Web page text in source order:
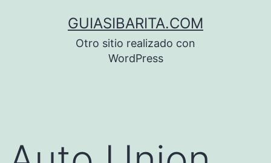
GUIASIBARITA.COM
Otro sitio realizado con
WordPress